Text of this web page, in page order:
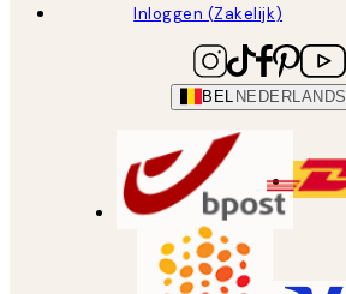
Inloggen (Zakelijk)
BEL NEDERLANDS